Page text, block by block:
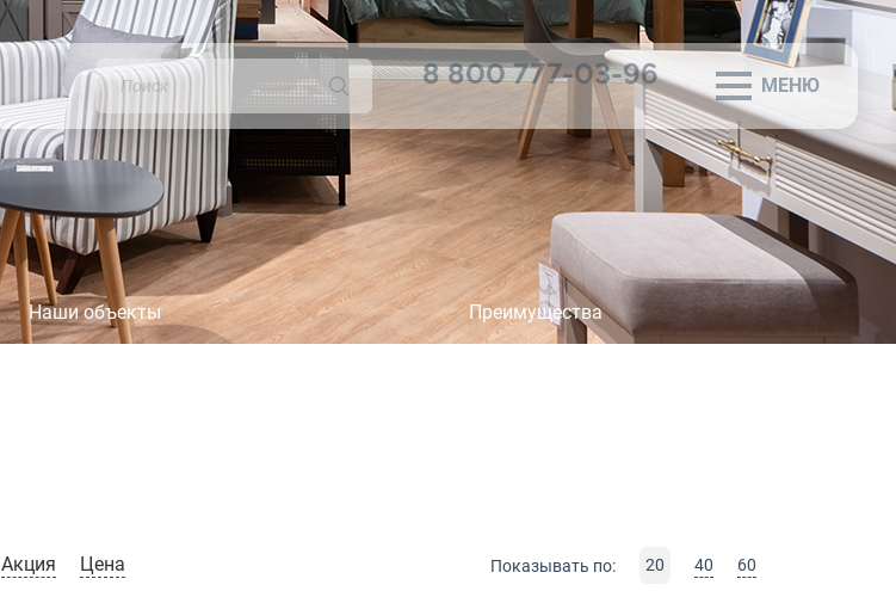
8 800 777-03-96
ПН-ПТ с 9:30 до 18:00 по МСК
МЕНЮ
Наши объекты Преимущества
Акция Цена Показывать по: 20 40 60
×